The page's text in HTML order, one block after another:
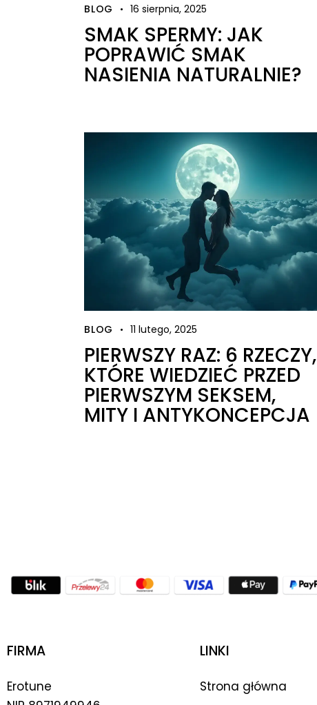
BLOG 16 sierpnia, 2025
SMAK SPERMY: JAK
POPRAWIĆ SMAK
NASIENIA NATURALNIE?
BLOG 11 lutego, 2025
PIERWSZY RAZ: 6 RZECZY,
KTÓRE WIEDZIEĆ PRZED
PIERWSZYM SEKSEM,
MITY I ANTYKONCEPCJA
FIRMA
Erotune
LINKI
Strona główna